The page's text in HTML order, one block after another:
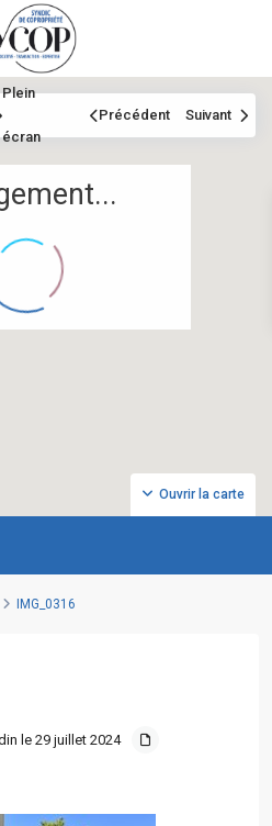
Ouvrir la carte
Plein
écran
Précédent Suivant
IMG_0316
le 29 juillet 2024